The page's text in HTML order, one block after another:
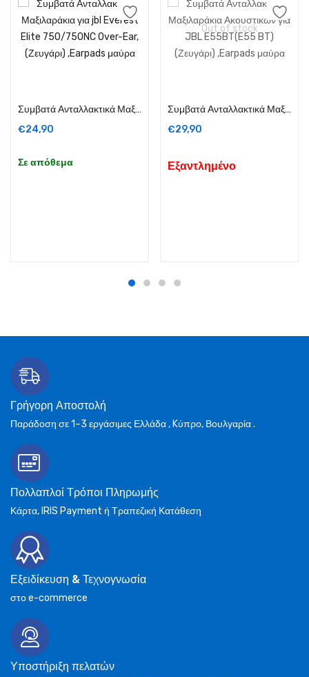
Συμβατά Ανταλλακτικά Μαξιλαράκια για jbl Everest Elite 750/750NC Over-Ear, (Ζευγάρι) ,Earpads μαύρα
€24,90
Σε απόθεμα
Out of stock
Συμβατά Ανταλλακτικά Μαξιλαράκια Ακουστικών για JBL E55BT(E55 BT) (Ζευγάρι) ,Earpads μαύρα
€29,90
Εξαντλημένο
Γρήγορη Αποστολή
Παράδοση σε 1–3 εργάσιμες Ελλάδα , Kύπρο, Βουλγαρία .
Πολλαπλοί Τρόποι Πληρωμής
Κάρτα, IRIS Payment ή Τραπεζική Κατάθεση
Εξειδίκευση & Τεχνογνωσία
στο e-commerce
Υποστήριξη πελατών